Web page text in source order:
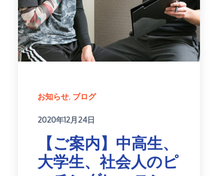
お知らせ ブログ
Posted
2020年12月24日
【ご案内】中高生、
大学生、社会人のピ